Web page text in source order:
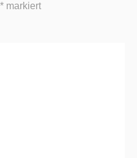
* markiert